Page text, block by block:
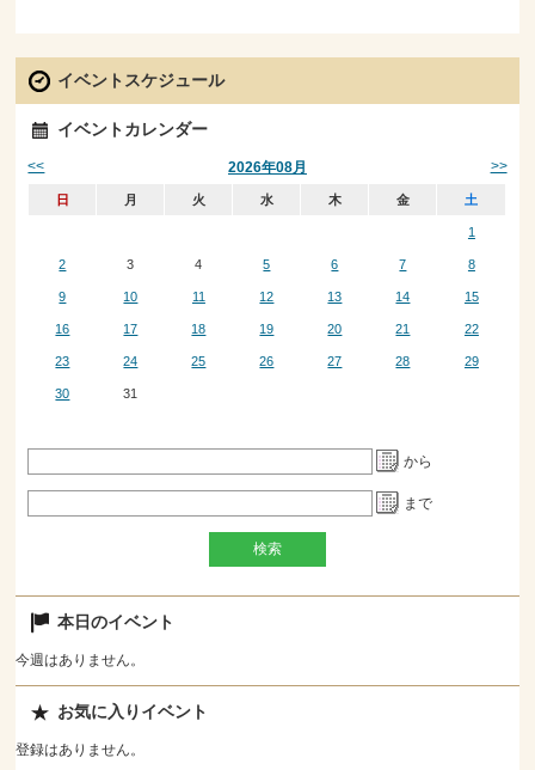
イベントスケジュール
イベントカレンダー
2026年08月
<< >>
日 月 火 水 木 金 土
1
2 3 4 5 6 7 8
9 10 11 12 13 14 15
16 17 18 19 20 21 22
23 24 25 26 27 28 29
30 31
から
まで
本日のイベント
今週はありません。
お気に入りイベント
登録はありません。